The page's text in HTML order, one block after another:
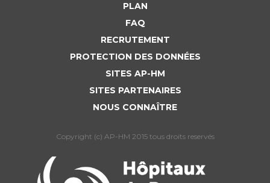
PLAN
FAQ
RECRUTEMENT
PROTECTION DES DONNÉES
SITES AP-HM
SITES PARTENAIRES
NOUS CONNAÎTRE
Copyright (c) AP-HM 2015 tous droits reservés